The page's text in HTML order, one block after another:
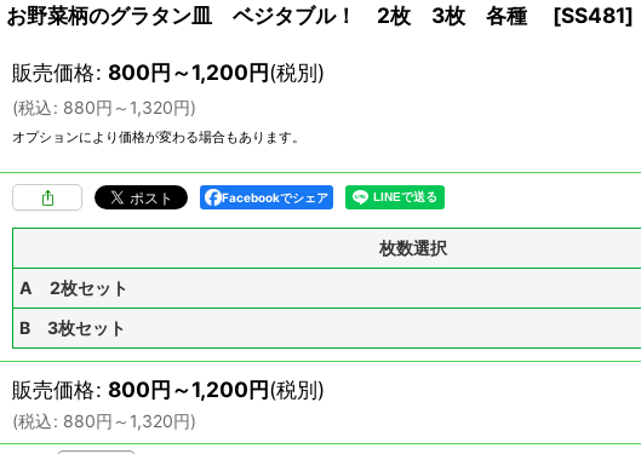
お野菜柄のグラタン皿 ベジタブル！ 2枚 3枚 各種 [SS481]
販売価格: 800円～1,200円(税別)
(税込: 880円 ～1,320円)
オプションにより価格が変わる場合もあります。
Facebookでシェア
枚数選択
A 2枚セット
B 3枚セット
販売価格: 800円～1,200円(税別)
(税込: 880円 ～1,320円)